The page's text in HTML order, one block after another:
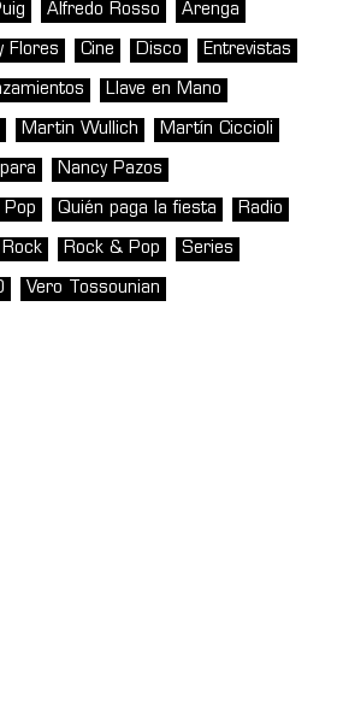
Alfredo Rosso Arenga
Flores Cine Disco Entrevistas
Llave en Mano
Martin Wullich Martín Ciccioli
Nancy Pazos
Pop Quién paga la fiesta Radio
Rock Rock & Pop Series
Vero Tossounian